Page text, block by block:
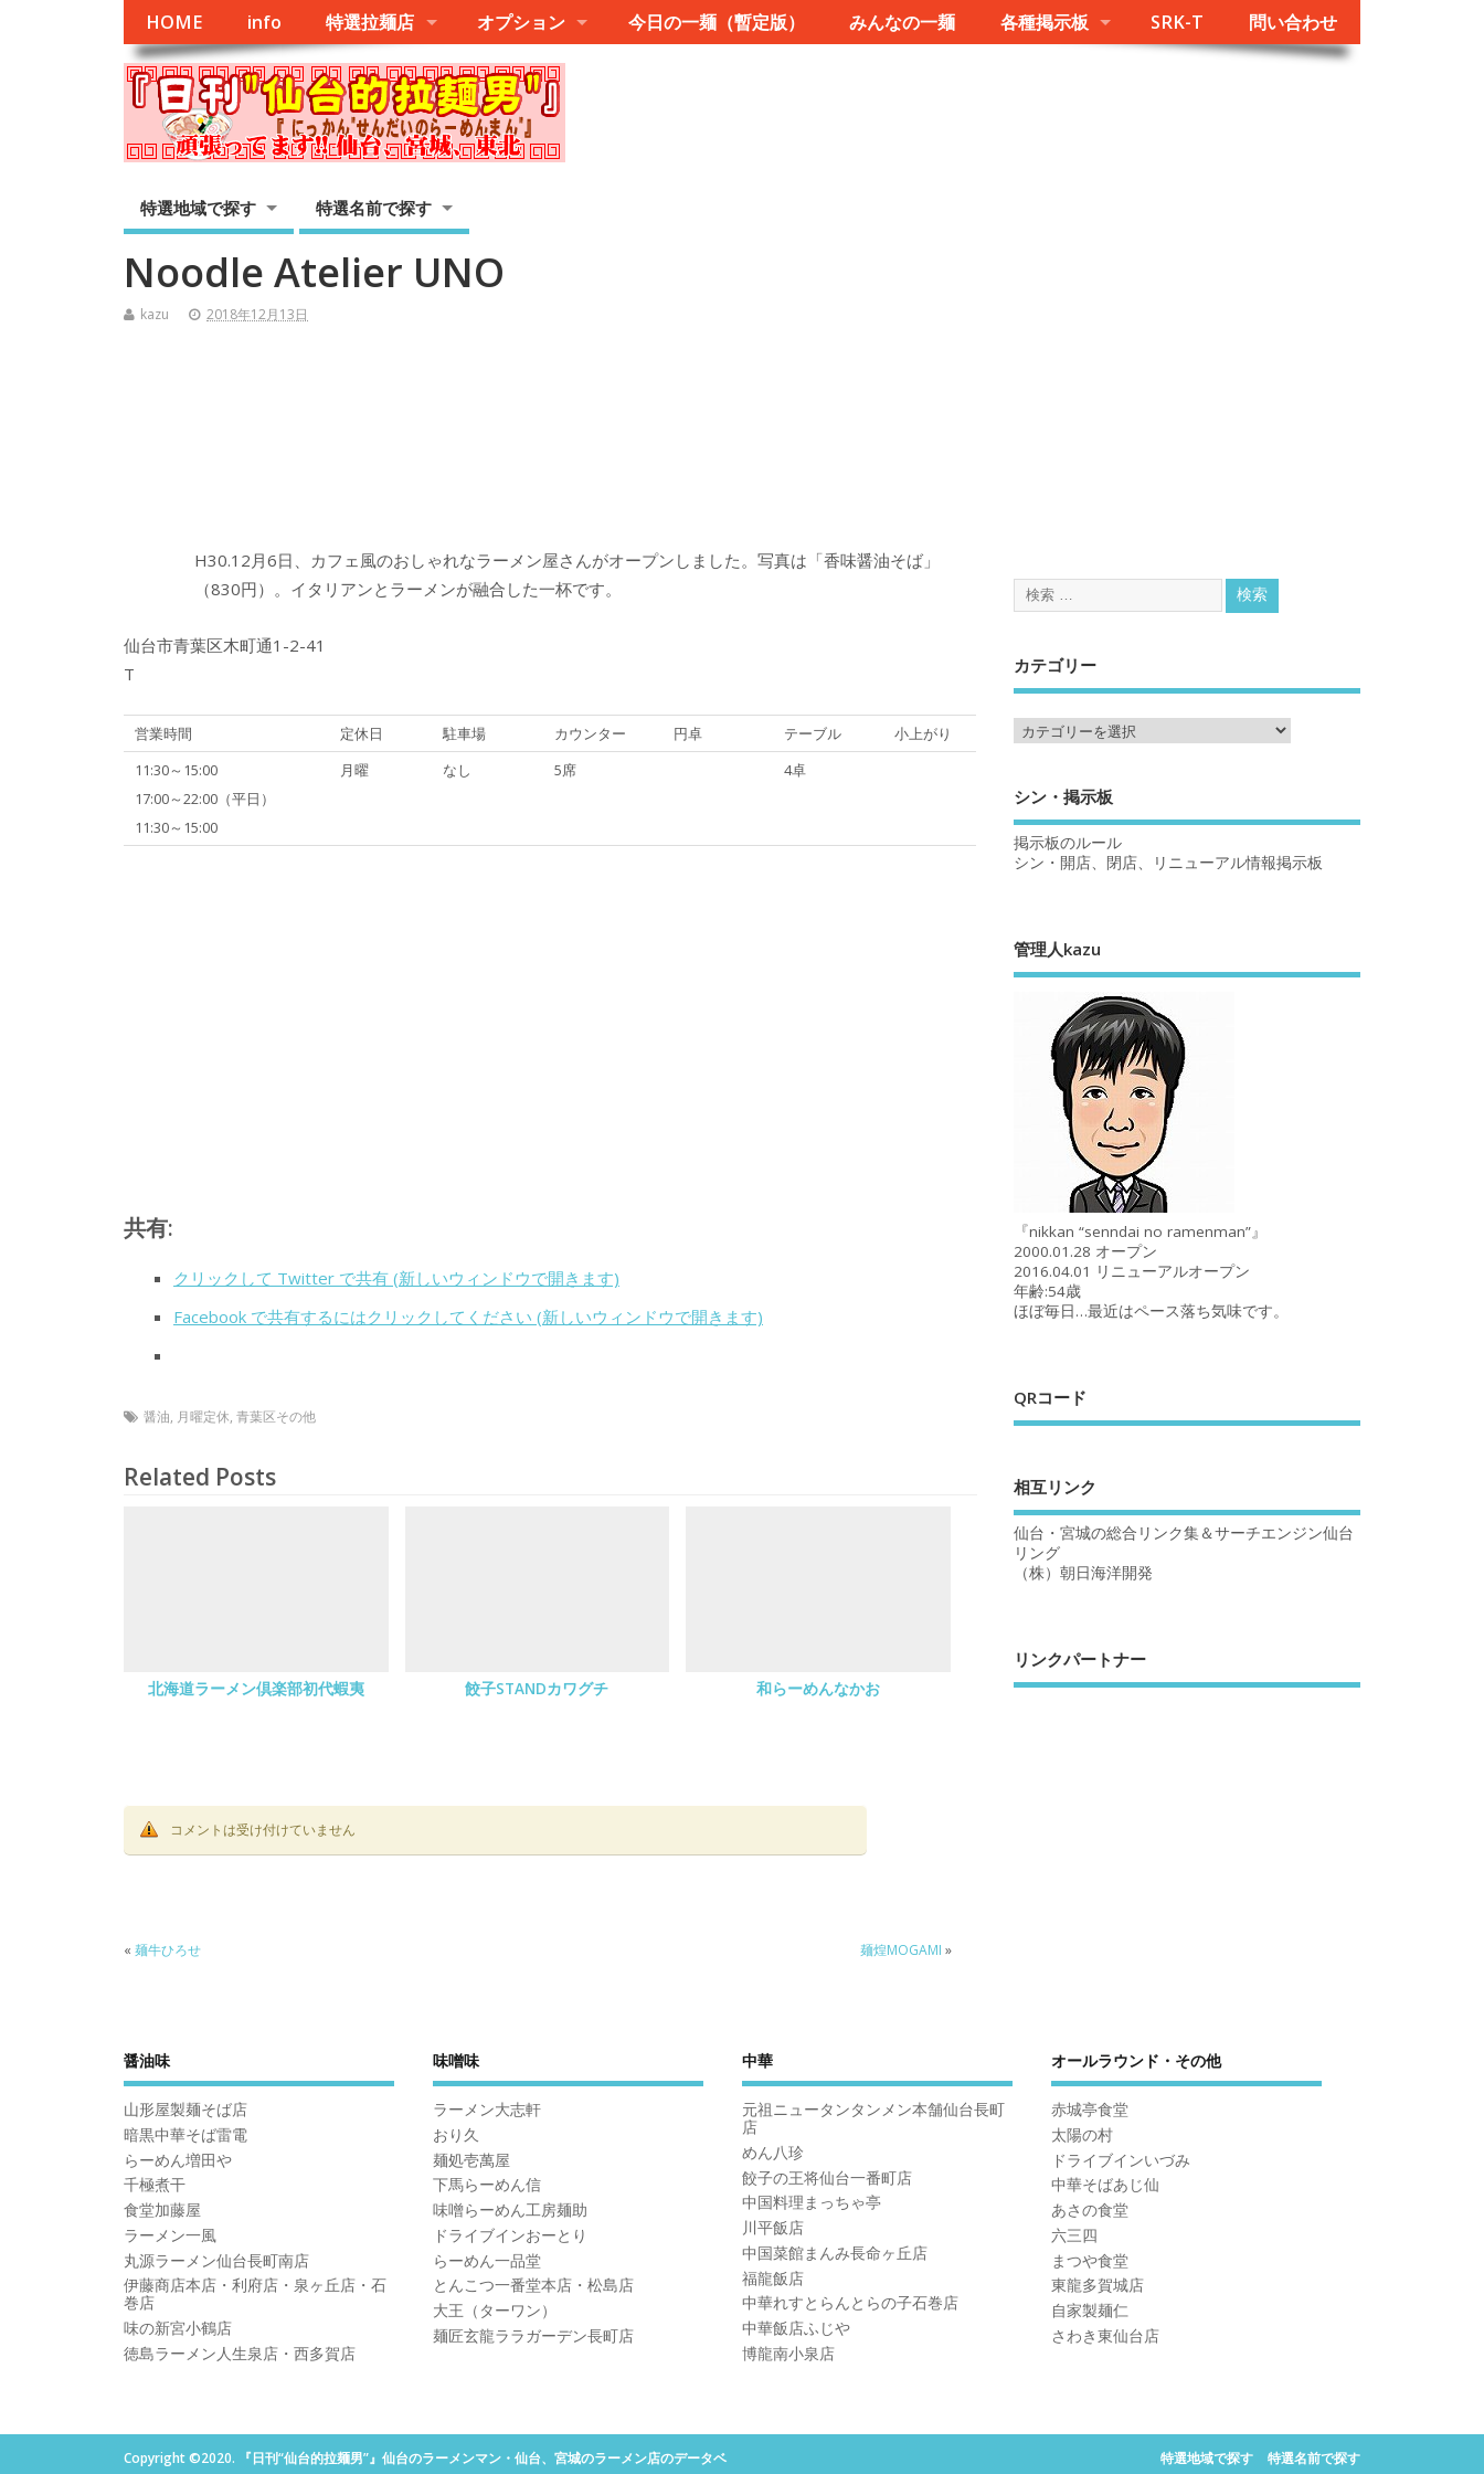
HOME info 特選拉麺店 オプション 今日の一麺（暫定版） みんなの一麺 各種掲示板 SRK-T 問い合わせ
特選地域で探す 特選名前で探す
Noodle Atelier UNO
kazu 2018年12月13日
H30.12月6日、カフェ風のおしゃれなラーメン屋さんがオープンしました。写真は「香味醤油そば」
（830円）。イタリアンとラーメンが融合した一杯です。
仙台市青葉区木町通1-2-41
T
営業時間 定休日 駐車場 カウンター 円卓 テーブル
小上がり
11:30～15:00
17:00～22:00（平日）
11:30～15:00
月曜 なし 5席 4卓
共有:
クリックして Twitter で共有 (新しいウィンドウで開きます)
Facebook で共有するにはクリックしてください (新しいウィンドウで開きます)
醤油, 月曜定休, 青葉区その他
Related Posts
北海道ラーメン倶楽部初代蝦夷 餃子STANDカワグチ 和らーめんなかお
コメントは受け付けていません
« 麺牛ひろせ 麺煌MOGAMI »
カテゴリー
シン・掲示板
掲示板のルール
シン・開店、閉店、リニューアル情報掲示板
管理人kazu
『nikkan “senndai no ramenman”』
2000.01.28 オープン
2016.04.01 リニューアルオープン
年齢:54歳
ほぼ毎日…最近はペース落ち気味です。
QRコード
相互リンク
仙台・宮城の総合リンク集＆サーチエンジン仙台
リング
（株）朝日海洋開発
リンクパートナー
醤油味
山形屋製麺そば店
暗黒中華そば雷電
らーめん増田や
千極煮干
食堂加藤屋
ラーメン一風
丸源ラーメン仙台長町南店
伊藤商店本店・利府店・泉ヶ丘店・石
巻店
味の新宮小鶴店
徳島ラーメン人生泉店・西多賀店
味噌味
ラーメン大志軒
おり久
麺処壱萬屋
下馬らーめん信
味噌らーめん工房麺助
ドライブインおーとり
らーめん一品堂
とんこつ一番堂本店・松島店
大王（ターワン）
麺匠玄龍ララガーデン長町店
中華
元祖ニュータンタンメン本舗仙台長町
店
めん八珍
餃子の王将仙台一番町店
中国料理まっちゃ亭
川平飯店
中国菜館まんみ長命ヶ丘店
福龍飯店
中華れすとらんとらの子石巻店
中華飯店ふじや
博龍南小泉店
オールラウンド・その他
赤城亭食堂
太陽の村
ドライブインいづみ
中華そばあじ仙
あさの食堂
六三四
まつや食堂
東龍多賀城店
自家製麺仁
さわき東仙台店
Copyright ©2020. 『日刊“仙台的拉麺男”』仙台のラーメンマン・仙台、宮城のラーメン店のデータベ
特選地域で探す 特選名前で探す